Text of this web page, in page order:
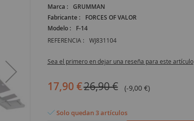
Marca :
GRUMMAN
Fabricante :
FORCES OF VALOR
Modelo :
F-14
REFERENCIA : WJ831104
Sea el primero en dejar una reseña para este artículo
17,90 €26,90 € (-9,00 €)
Solo quedan 3 artículos